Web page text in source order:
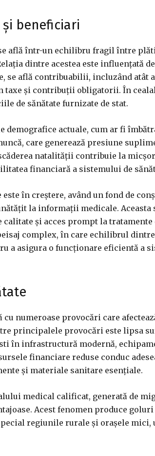
beneficiari
află într-un echilibru fragil între
dintre acestea este influențată
află contribuabilii, incluzând atât
și contribuții obligatorii. În
de sănătate furnizate de stat.
demografice actuale, cum ar fi
care generează presiune
natalității contribuie la
financiară a sistemului de
în creștere, având un fond de
la informații medicale. Aceasta
și acces prompt la tratamente
complex, în care echilibrul
a asigura o funcționare eficientă a
numeroase provocări care
principalele provocări este lipsa
în infrastructură modernă,
financiare reduse conduc
și materiale sanitare esențiale.
medical calificat, generată de
Acest fenomen produce
regiunile rurale și orașele mici,